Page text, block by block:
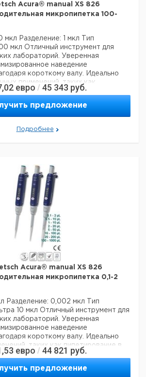
Acura® manual XS 826
микропипетка 100-
мкл Разделение: 1 мкл
Тип
мкл Отличный инструмент для
лабораторий. Уверенная
наведение
короткому валу. Идеально
применений, таких как
микропробирках. Инновационная
колец означает
пипетирование и снижение
время рабочих процессов.
рабочие характеристики и
1 мл
1
руководство
(реальные данные могут
евро / 45 343 руб.
предложение
Подробнее
Acura® manual XS 826
микропипетка 0,1-2
Разделение: 0,002 мкл
Тип
10 мкл Отличный инструмент для
лабораторий. Уверенная
наведение
короткому валу. Идеально
таких как пипетирование в
Инновационная концепция
колец означает чрезвычайно
и снижение усталости рук
евро / 44 821 руб.
предложение